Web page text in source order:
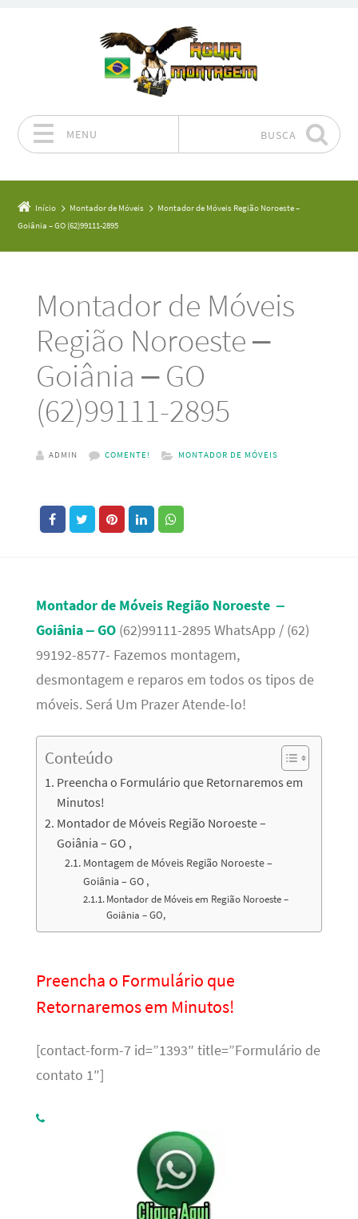
MENU BUSCA
Início Montador de Móveis
Montador de Móveis Região Noroeste –
Goiânia – GO (62)99111-2895
Montador de Móveis
Região Noroeste –
Goiânia – GO
(62)99111-2895
ADMIN COMENTE! MONTADOR DE MÓVEIS
Montador de Móveis Região Noroeste –
Goiânia – GO(62)99111-2895 WhatsApp / (62)
99192-8577- Fazemos montagem,
desmontagem e reparos em todos os tipos de
móveis. Será Um Prazer Atende-lo!
Conteúdo
Preencha o Formulário que Retornaremos em
Minutos!
Montador de Móveis Região Noroeste –
Goiânia – GO ,
Montagem de Móveis Região Noroeste –
Goiânia – GO ,
Montador de Móveis em Região Noroeste –
Goiânia – GO,
Preencha o Formulário que
Retornaremos em Minutos!
[contact-form-7 id=”1393″ title=”Formulário de
contato 1″]